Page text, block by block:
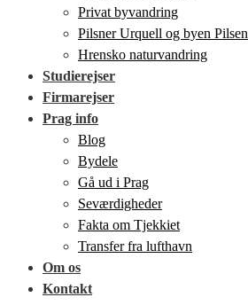
Privat byvandring
Pilsner Urquell og byen Pilsen
Hrensko naturvandring
Studierejser
Firmarejser
Prag info
Blog
Bydele
Gå ud i Prag
Seværdigheder
Fakta om Tjekkiet
Transfer fra lufthavn
Om os
Kontakt